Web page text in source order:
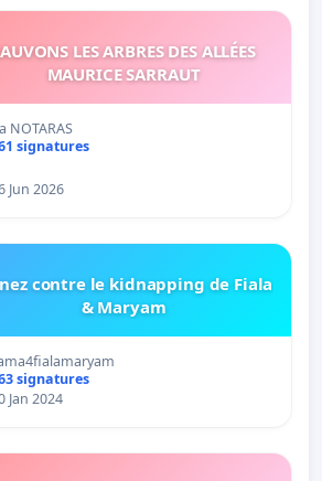
LES ARBRES DES ALLÉES
MAURICE SARRAUT
NOTARAS
signatures
Jun 2026
contre le kidnapping de Fiala
& Maryam
signatures
Jan 2024